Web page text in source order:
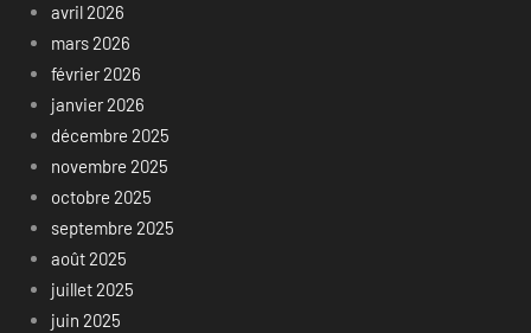
avril 2026
mars 2026
février 2026
janvier 2026
décembre 2025
novembre 2025
octobre 2025
septembre 2025
août 2025
juillet 2025
juin 2025